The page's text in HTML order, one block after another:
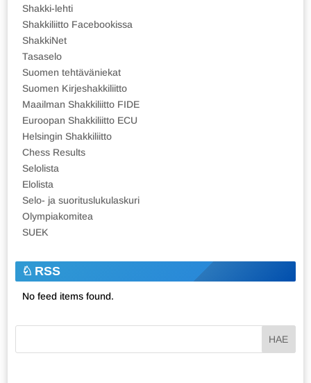
Shakki-lehti
Shakkiliitto Facebookissa
ShakkiNet
Tasaselo
Suomen tehtäväniekat
Suomen Kirjeshakkiliitto
Maailman Shakkiliitto FIDE
Euroopan Shakkiliitto ECU
Helsingin Shakkiliitto
Chess Results
Selolista
Elolista
Selo- ja suorituslukulaskuri
Olympiakomitea
SUEK
RSS
No feed items found.